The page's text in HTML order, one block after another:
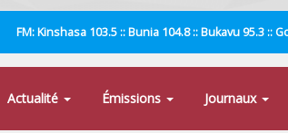
FM: Kinshasa 103.5 :: Bunia 104.8 :: Bukavu 95.3 ::
Actualité Émissions Journaux